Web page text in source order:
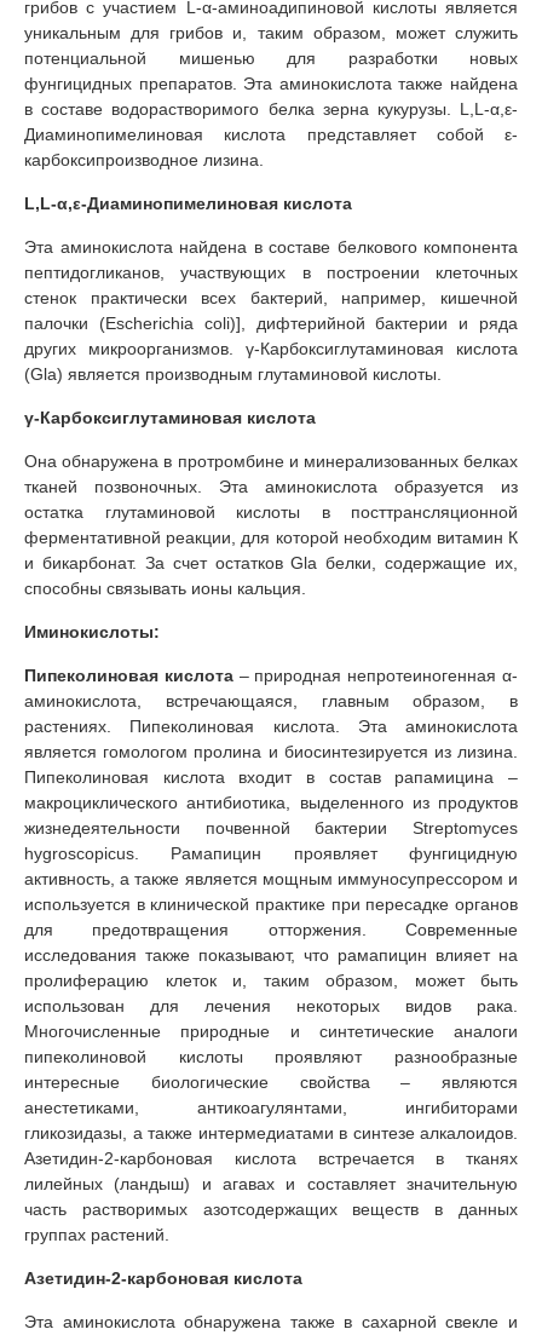
грибов с участием L-α-аминоадипиновой кислоты является
уникальным для грибов и, таким образом, может служить
потенциальной мишенью для разработки новых
фунгицидных препаратов. Эта аминокислота также найдена
в составе водорастворимого белка зерна кукурузы. L,L-α,ε-
Диаминопимелиновая кислота представляет собой ε-
карбоксипроизводное лизина.
L,L-α,ε-Диаминопимелиновая кислота
Эта аминокислота найдена в составе белкового компонента
пептидогликанов, участвующих в построении клеточных
стенок практически всех бактерий, например, кишечной
палочки (Escherichia coli)], дифтерийной бактерии и ряда
других микроорганизмов. γ-Карбоксиглутаминовая кислота
(Gla) является производным глутаминовой кислоты.
γ-Карбоксиглутаминовая кислота
Она обнаружена в протромбине и минерализованных белках
тканей позвоночных. Эта аминокислота образуется из
остатка глутаминовой кислоты в посттрансляционной
ферментативной реакции, для которой необходим витамин К
и бикарбонат. За счет остатков Gla белки, содержащие их,
способны связывать ионы кальция.
Иминокислоты:
Пипеколиновая кислота– природная непротеиногенная α-
аминокислота, встречающаяся, главным образом, в
растениях. Пипеколиновая кислота. Эта аминокислота
является гомологом пролина и биосинтезируется из лизина.
Пипеколиновая кислота входит в состав рапамицина –
макроциклического антибиотика, выделенного из продуктов
жизнедеятельности почвенной бактерии Streptomyces
hygroscopicus. Рамапицин проявляет фунгицидную
активность, а также является мощным иммуносупрессором и
используется в клинической практике при пересадке органов
для предотвращения отторжения. Современные
исследования также показывают, что рамапицин влияет на
пролиферацию клеток и, таким образом, может быть
использован для лечения некоторых видов рака.
Многочисленные природные и синтетические аналоги
пипеколиновой кислоты проявляют разнообразные
интересные биологические свойства – являются
анестетиками, антикоагулянтами, ингибиторами
гликозидазы, а также интермедиатами в синтезе алкалоидов.
Азетидин-2-карбоновая кислота встречается в тканях
лилейных (ландыш) и агавах и составляет значительную
часть растворимых азотсодержащих веществ в данных
группах растений.
Азетидин-2-карбоновая кислота
Эта аминокислота обнаружена также в сахарной свекле и